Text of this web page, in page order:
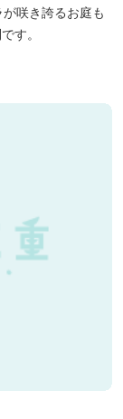
咲き誇るお庭も
す。